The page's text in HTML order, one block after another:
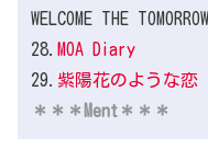
WELCOME THE
28.
MOA Diary
29. 紫陽花のような恋
＊＊＊Ment＊＊＊